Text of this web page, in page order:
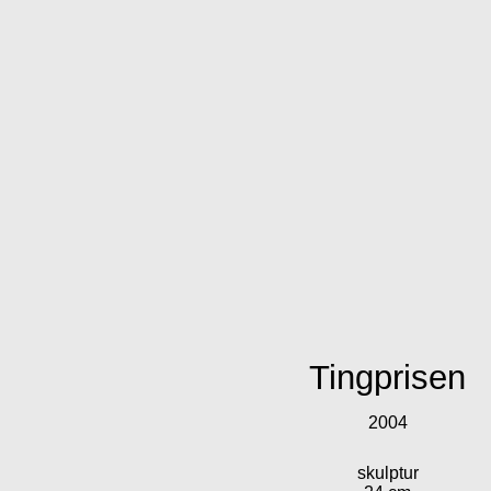
Tingprisen
2004
skulptur